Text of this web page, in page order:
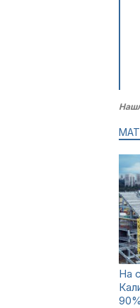
На